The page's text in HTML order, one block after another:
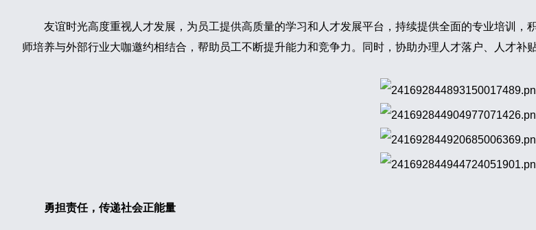
友谊时光高度重视人才发展，为员工提供高质量的学习和人才发展平台，持续提供全面的专业培训
师培养与外部行业大咖邀约相结合，帮助员工不断提升能力和竞争力。同时，协助办理人才落户、人才补
勇担责任，传递社会正能量